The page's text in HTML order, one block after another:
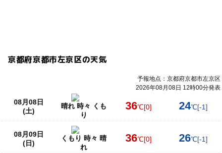
京都府京都市左京区の天気
予報地点：京都府京都市左京区
2026年08月08日 12時00分発表
08月08日
(土)
晴れ 時々 くも
り
36℃[0] 24℃[-1]
08月09日
(日)
くもり 時々 晴
れ
36℃[0] 26℃[-1]